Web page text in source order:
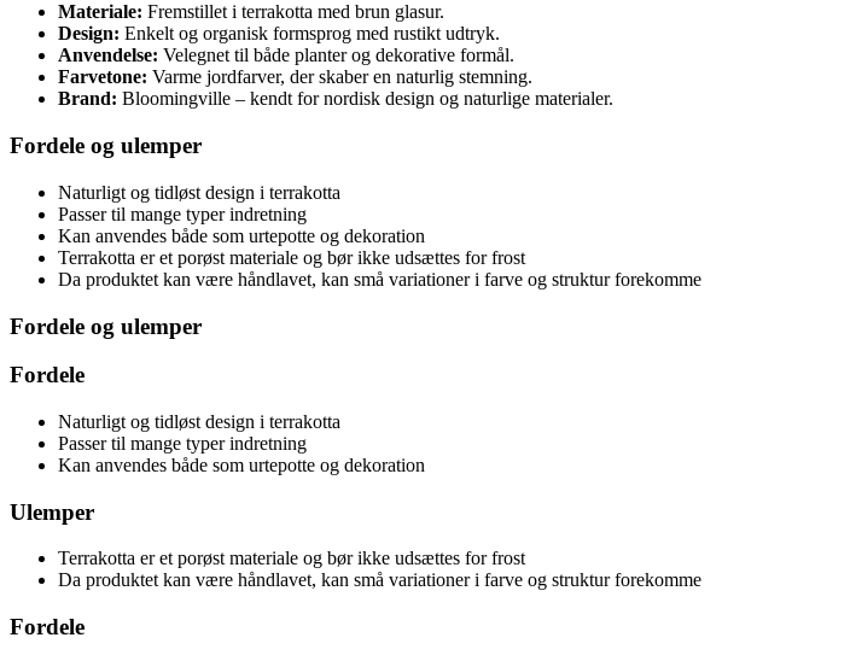
Materiale: Fremstillet i terrakotta med brun glasur.
Design: Enkelt og organisk formsprog med rustikt udtryk.
Anvendelse: Velegnet til både planter og dekorative formål.
Farvetone: Varme jordfarver, der skaber en naturlig stemning.
Brand: Bloomingville – kendt for nordisk design og naturlige materialer.
Fordele og ulemper
Naturligt og tidløst design i terrakotta
Passer til mange typer indretning
Kan anvendes både som urtepotte og dekoration
Terrakotta er et porøst materiale og bør ikke udsættes for frost
Da produktet kan være håndlavet, kan små variationer i farve og struktur forekomme
Fordele og ulemper
Fordele
Naturligt og tidløst design i terrakotta
Passer til mange typer indretning
Kan anvendes både som urtepotte og dekoration
Ulemper
Terrakotta er et porøst materiale og bør ikke udsættes for frost
Da produktet kan være håndlavet, kan små variationer i farve og struktur forekomme
Fordele